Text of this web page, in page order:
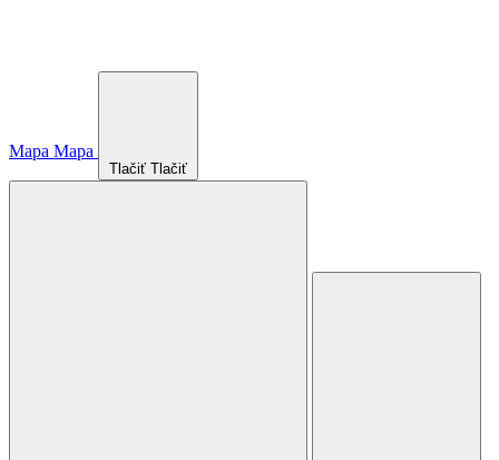
Mapa Mapa
Tlačiť Tlačiť